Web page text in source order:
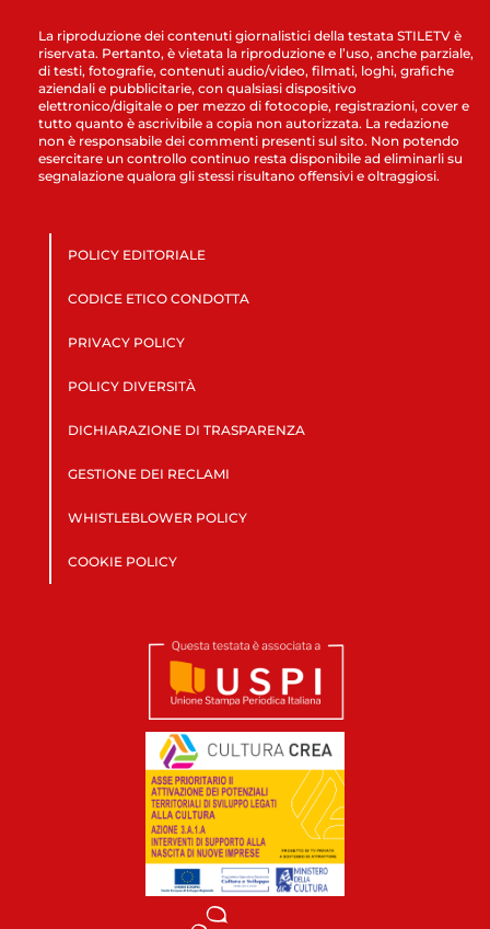
La riproduzione dei contenuti giornalistici della testata STILETV è
riservata. Pertanto, è vietata la riproduzione e l’uso, anche parziale,
di testi, fotografie, contenuti audio/video, filmati, loghi, grafiche
aziendali e pubblicitarie, con qualsiasi dispositivo
elettronico/digitale o per mezzo di fotocopie, registrazioni, cover e
tutto quanto è ascrivibile a copia non autorizzata. La redazione
non è responsabile dei commenti presenti sul sito. Non potendo
esercitare un controllo continuo resta disponibile ad eliminarli su
segnalazione qualora gli stessi risultano offensivi e oltraggiosi.
POLICY EDITORIALE
CODICE ETICO CONDOTTA
PRIVACY POLICY
POLICY DIVERSITÀ
DICHIARAZIONE DI TRASPARENZA
GESTIONE DEI RECLAMI
WHISTLEBLOWER POLICY
COOKIE POLICY